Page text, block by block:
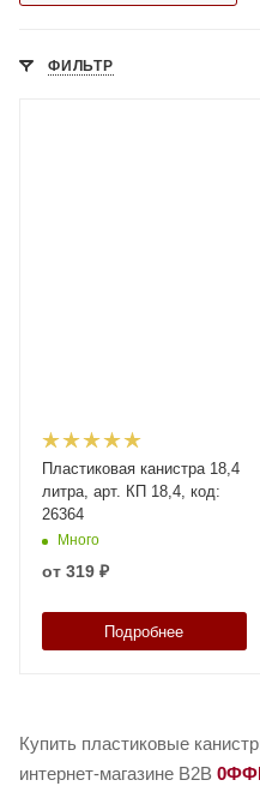
ФИЛЬТР
Пластиковая канистра 18,4
литра, арт. КП 18,4, код:
26364
Много
от 319 ₽
Подробнее
Купить пластиковые
интернет-магазине B2B